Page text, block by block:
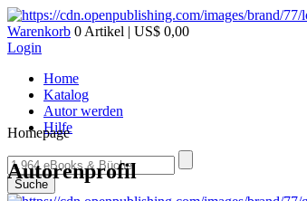
Warenkorb 0 Artikel | US$ 0,00
Login
Home
Katalog
Autor werden
Hilfe
Suche
Homepage
Autorenprofil